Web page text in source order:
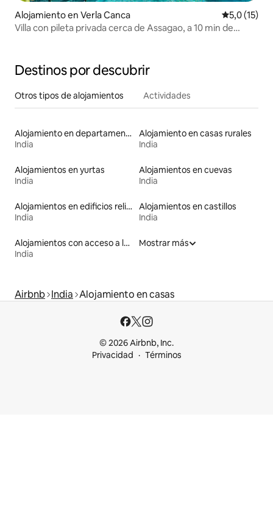
Alojamiento en Verla Canca Calificación
5,0 (15)
Villa con pileta privada cerca de Assagao, a 10 min de
Destinos por descubrir
Otros tipos de alojamientos Actividades
Alojamiento en departamentos
India
Alojamiento en casas rurales
India
Alojamientos en yurtas
India
Alojamientos en cuevas
India
Alojamientos en edificios religiosos
India
Alojamientos en castillos
India
Alojamientos con acceso a las pistas de esquí
India
Mostrar más
Airbnb India Alojamiento en casas
© 2026 Airbnb, Inc.
Privacidad
Términos